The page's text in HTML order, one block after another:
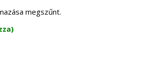
megszűnt.